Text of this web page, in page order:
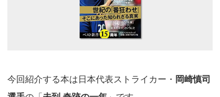
今回紹介する本は日本代表ストライカー・ 岡崎慎司